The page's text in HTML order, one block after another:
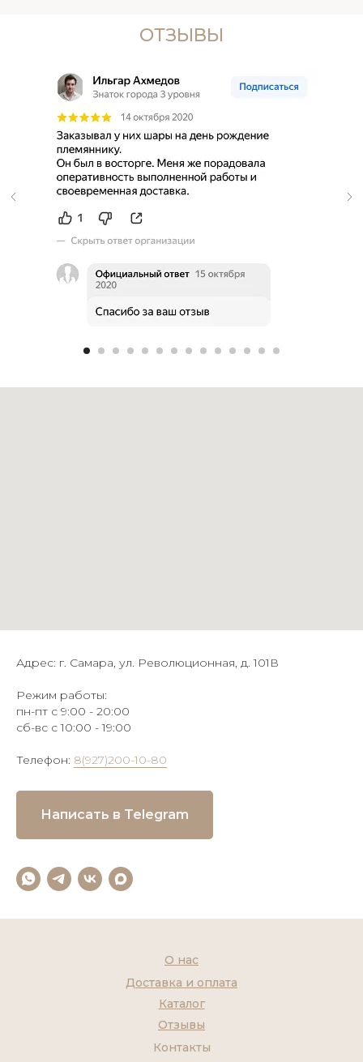
ОТЗЫВЫ
Адрес: г. Самара, ул. Революционная, д. 101В
Режим работы:
пн-пт с 9:00 - 20:00
сб-вс с 10:00 - 19:00
Телефон: 8(927)200-10-80
Написать в Telegram
Контакты
Каталог
О нас
Доставка и оплата
Отзывы